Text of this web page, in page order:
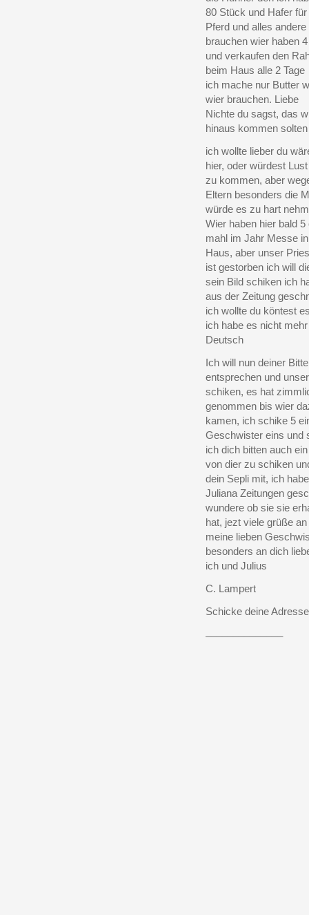
80 Stück und Hafer
Pferd und alles
brauchen wier haben
und verkaufen den
beim Haus alle 2 Tage
ich mache nur Butter
wier brauchen. Liebe
Nichte du sagst, das
hinaus kommen solten
ich wollte lieber du
hier, oder würdest
zu kommen, aber
Eltern besonders die
würde es zu hart
Wier haben hier bald 5
mahl im Jahr Messe
Haus, aber unser
ist gestorben ich will
sein Bild schiken ich
aus der Zeitung
ich wollte du köntest
ich habe es nicht
Deutsch
Ich will nun deiner Bitte
entsprechen und
schiken, es hat
genommen bis wier
kamen, ich schike 5
Geschwister eins und
ich dich bitten auch
von dier zu schiken
dein Sepli mit, ich
Juliana Zeitungen
wundere ob sie sie
hat, jezt viele grüße an
meine lieben
besonders an dich
ich und Julius
C. Lampert
Schicke deine Adresse